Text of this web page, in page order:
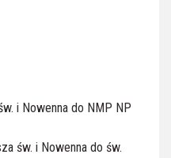
i Nowenna do NMP NP
św. i Nowenna do św.